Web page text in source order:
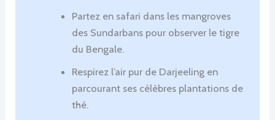
Partez en safari dans les mangroves
des Sundarbans pour observer le tigre
du Bengale.
Respirez l’air pur de Darjeeling en
parcourant ses célèbres plantations de
thé.